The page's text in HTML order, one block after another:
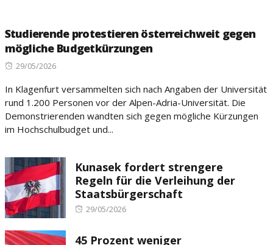
Studierende protestieren österreichweit gegen
mögliche Budgetkürzungen
Posted
29/05/2026
In Klagenfurt versammelten sich nach Angaben der Universität
rund 1.200 Personen vor der Alpen-Adria-Universität. Die
Demonstrierenden wandten sich gegen mögliche Kürzungen
im Hochschulbudget und...
Kunasek fordert strengere
Regeln für die Verleihung der
Staatsbürgerschaft
Posted
29/05/2026
45 Prozent weniger